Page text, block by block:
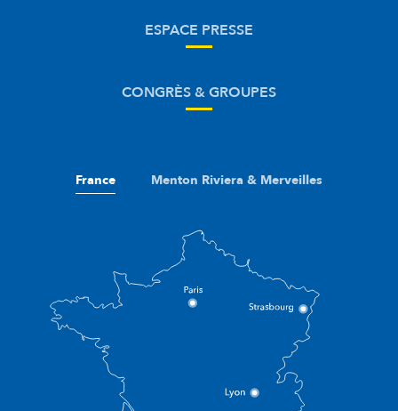
ESPACE PRESSE
CONGRÈS & GROUPES
France Menton Riviera & Merveilles